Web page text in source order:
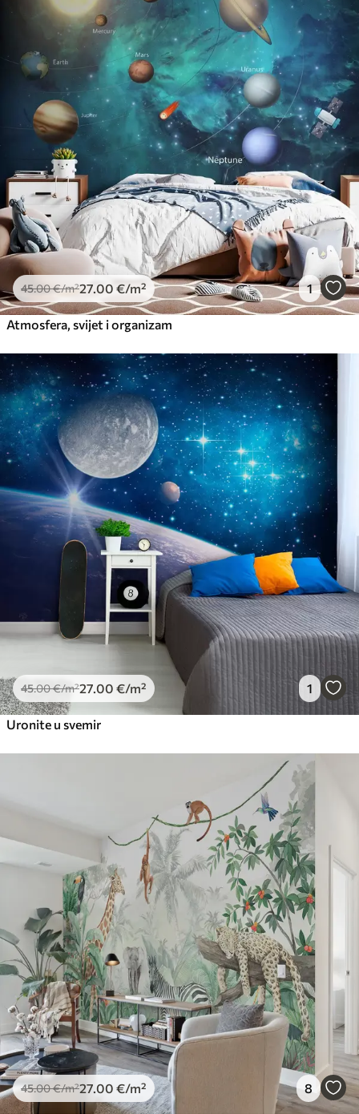
45.00€/m²27 .00 €/m² 1
Atmosfera, svijet i organizam
45.00€/m²27 .00 €/m² 1
Uronite u svemir
45.00€/m²27 .00 €/m² 8